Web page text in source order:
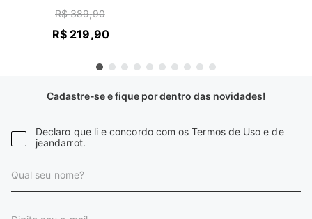
R$ 389,90
R$ 219,90
Cadastre-se e fique por dentro das novidades!
Declaro que li e concordo com os Termos de Uso e de
jeandarrot.